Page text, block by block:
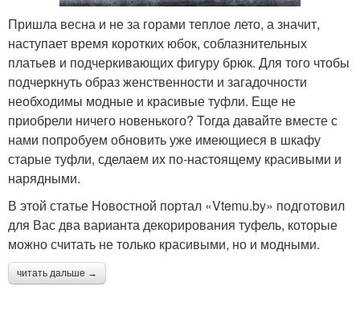
Пришла весна и не за горами теплое лето, а значит,
наступает время коротких юбок, соблазнительных
платьев и подчеркивающих фигуру брюк. Для того чтобы
подчеркнуть образ женственности и загадочности
необходимы модные и красивые туфли. Еще не
приобрели ничего новенького? Тогда давайте вместе с
нами попробуем обновить уже имеющиеся в шкафу
старые туфли, сделаем их по-настоящему красивыми и
нарядными.
В этой статье Новостной портал «Vtemu.by» подготовил
для Вас два варианта декорирования туфель, которые
можно считать не только красивыми, но и модными.
читать дальше →